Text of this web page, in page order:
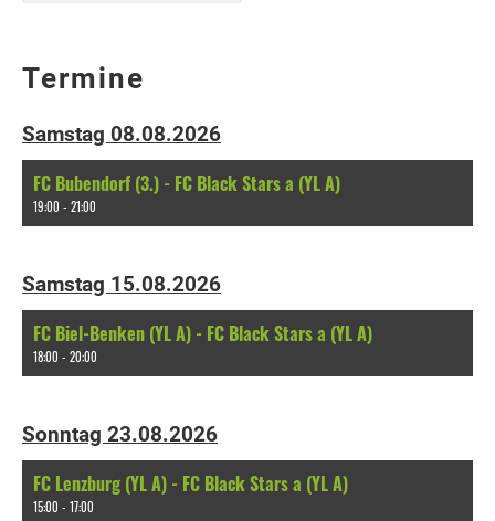
Termine
Samstag 08.08.2026
FC Bubendorf (3.) - FC Black Stars a (YL A)
19:00 - 21:00
Samstag 15.08.2026
FC Biel-Benken (YL A) - FC Black Stars a (YL A)
18:00 - 20:00
Sonntag 23.08.2026
FC Lenzburg (YL A) - FC Black Stars a (YL A)
15:00 - 17:00